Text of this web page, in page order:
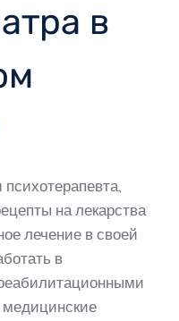
в
на лекарства
лечение в своей
в
медицинские